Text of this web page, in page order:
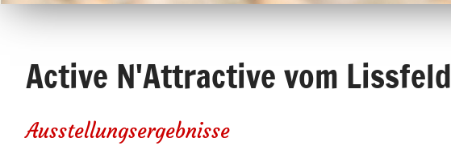
Active N'Attractive vom Lissfeld
Ausstellungsergebnisse